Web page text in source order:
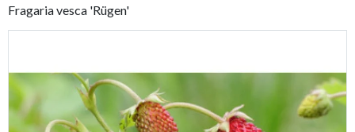
Fragaria vesca 'Rügen'